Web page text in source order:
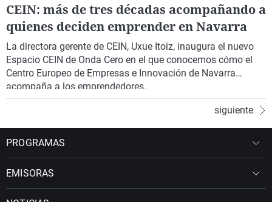
CEIN: más de tres décadas acompañando a
quienes deciden emprender en Navarra
La directora gerente de CEIN, Uxue Itoiz, inaugura el nuevo
Espacio CEIN de Onda Cero en el que conocemos cómo el
Centro Europeo de Empresas e Innovación de Navarra
acompaña a los emprendedores.
siguiente
PROGRAMAS
EMISORAS